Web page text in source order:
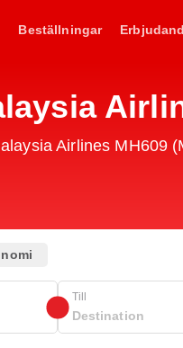
Beställningar
Airlines MH609
Till